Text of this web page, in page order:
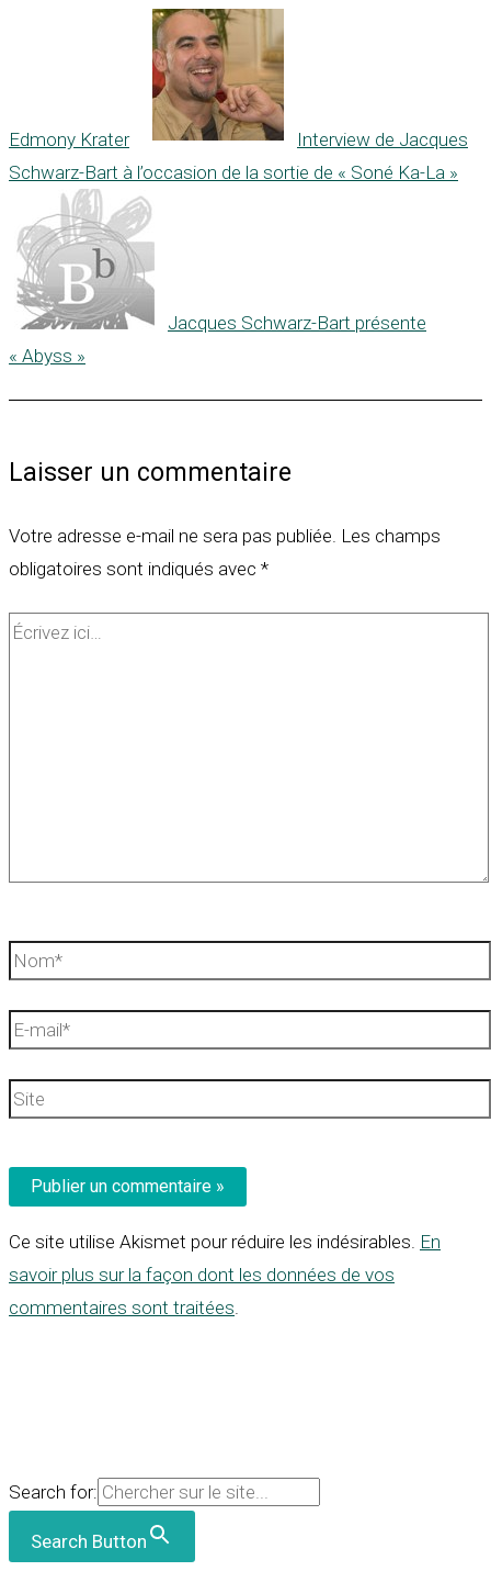
Edmony Krater
Interview de Jacques
Schwarz-Bart à l’occasion de la sortie de « Soné Ka-La »
Jacques Schwarz-Bart présente
« Abyss »
Laisser un commentaire
Votre adresse e-mail ne sera pas publiée. Les champs
obligatoires sont indiqués avec *
Écrivez
Nom*
E-
Site
Ce site utilise Akismet pour réduire les indésirables. En
savoir plus sur la façon dont les données de vos
commentaires sont traitées
Search for:
Search Button